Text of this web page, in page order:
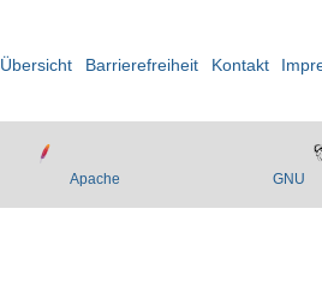
Übersicht Barrierefreiheit Kontakt
Apache GNU